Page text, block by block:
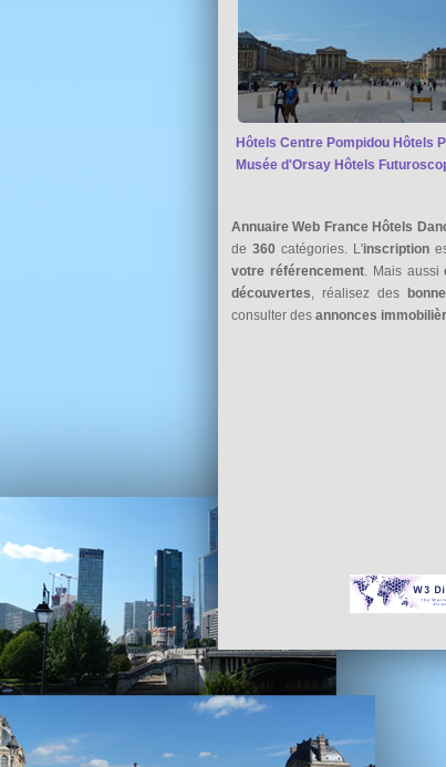
Hôtels Centre Pompidou Hôtels
Musée d'Orsay Hôtels
Annuaire Web France Hôtels
de 360 catégories. L'inscription
votre référencement. Mais aussi
découvertes, réalisez des
consulter des annonces